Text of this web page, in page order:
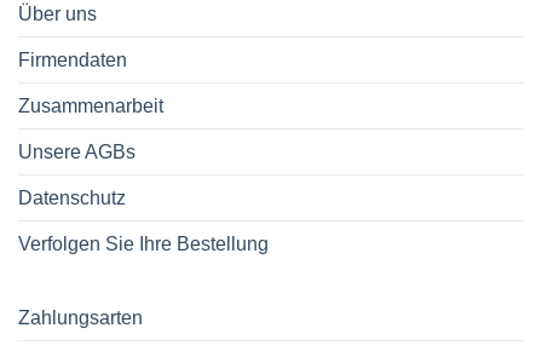
Über uns
Firmendaten
Zusammenarbeit
Unsere AGBs
Datenschutz
Verfolgen Sie Ihre Bestellung
Zahlungsarten